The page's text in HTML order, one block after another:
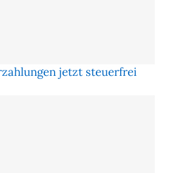
jetzt steu­er­frei